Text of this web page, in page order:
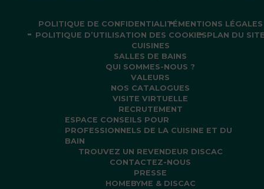
POLITIQUE DE CONFIDENTIALITÉMENTIONS LÉGALES
POLITIQUE D’UTILISATION DES COOKIESPLAN DU
CUISINES
SALLES DE BAINS
QUI SOMMES-NOUS ?
VALEURS
NOS CATALOGUES
VISITE VIRTUELLE
RECRUTEMENT
ESPACE CONSEILS POUR
PROFESSIONNELS DE LA CUISINE ET DU
BAIN
TROUVEZ UN REVENDEUR DISCAC
CONTACTEZ-NOUS
PRESSE
HOMEBYME & DISCAC